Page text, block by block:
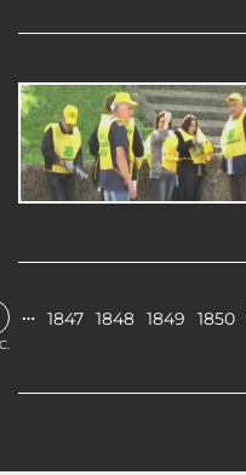
… 1847 1848 1849 1850